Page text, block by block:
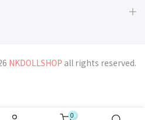
NKDOLLSHOP all rights reserved.
0